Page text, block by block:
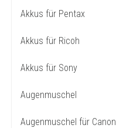
Akkus für Pentax
Akkus für Ricoh
Akkus für Sony
Augenmuschel
Augenmuschel für Canon